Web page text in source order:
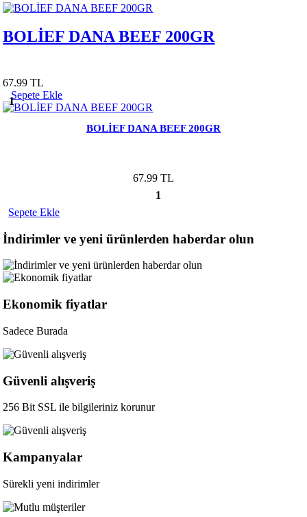
BOLİEF DANA BEEF 200GR
67.99 TL
1
Sepete Ekle
BOLİEF DANA BEEF 200GR
67.99 TL
1
Sepete Ekle
İndirimler ve yeni ürünlerden haberdar olun
Ekonomik fiyatlar
Sadece Burada
Güvenli alışveriş
256 Bit SSL ile bilgileriniz korunur
Kampanyalar
Sürekli yeni indirimler